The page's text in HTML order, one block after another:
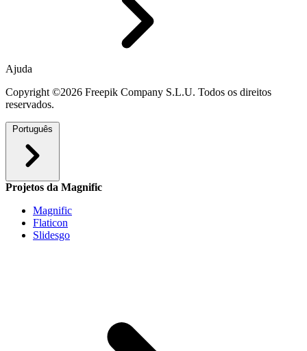
Ajuda
Copyright ©2026 Freepik Company S.L.U. Todos os direitos
reservados.
Português
Projetos da Magnific
Magnific
Flaticon
Slidesgo